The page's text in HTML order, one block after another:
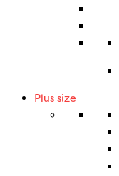
Plus size